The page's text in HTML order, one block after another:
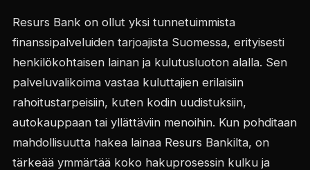
Resurs Bank on ollut yksi tunnetuimmista
finanssipalveluiden tarjoajista Suomessa, erityisesti
henkilökohtaisen lainan ja kulutusluoton alalla. Sen
palveluvalikoima vastaa kuluttajien erilaisiin
rahoitustarpeisiin, kuten kodin uudistuksiin,
autokauppaan tai yllättäviin menoihin. Kun pohditaan
mahdollisuutta hakea lainaa Resurs Bankilta, on
tärkeää ymmärtää koko hakuprosessin kulku ja